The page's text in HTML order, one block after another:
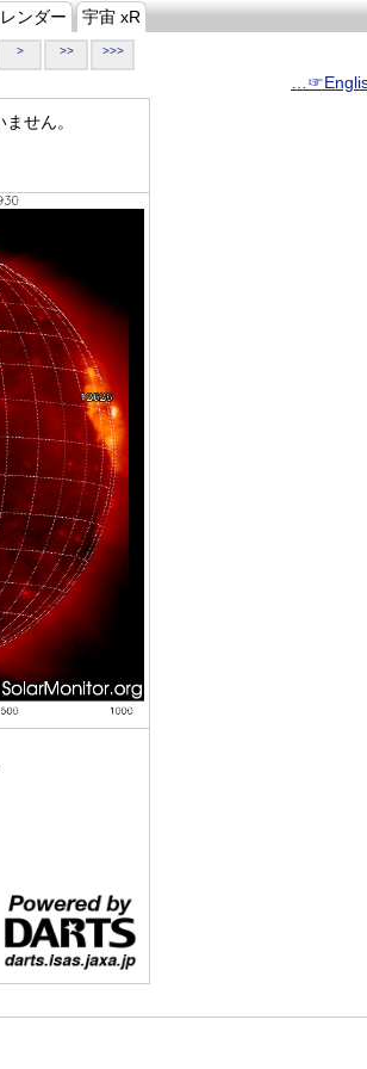
ンダー 宇宙 xR
> >> >>>
せん。